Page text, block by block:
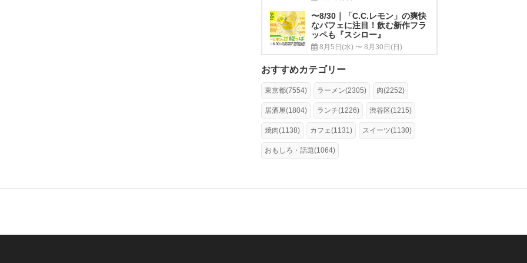
〜8/30｜「C.C.レモン」の爽快
なパフェに注目！飲む新作フラ
ッペも『スシロー』
8月5日(水) 〜 8月30日(日)
おすすめカテゴリー
東京都(7554) ラーメン(2305) 肉(2252)
居酒屋(1804) ランチ(1226) 渋谷区(1215)
焼肉(1138) カフェ(1131) スイーツ(1130)
おもしろ・話題(1064)